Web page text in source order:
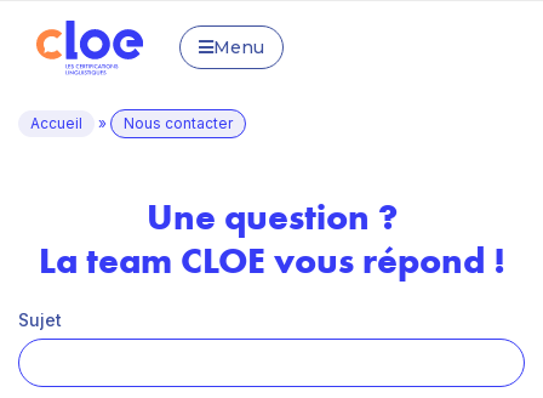
Menu
Accueil » Nous contacter
Une question ?
La team CLOE vous répond !
Sujet